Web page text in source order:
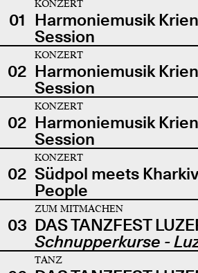
01
KONZERT
Harmoniemusik
Session
02
KONZERT
Harmoniemusik
Session
02
KONZERT
Harmoniemusik
Session
02
KONZERT
Südpol meets
People
03
ZUM MITMACHEN
DAS TANZFEST
Schnupperkurse -
TANZ